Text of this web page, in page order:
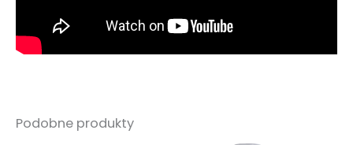
Podobne produkty